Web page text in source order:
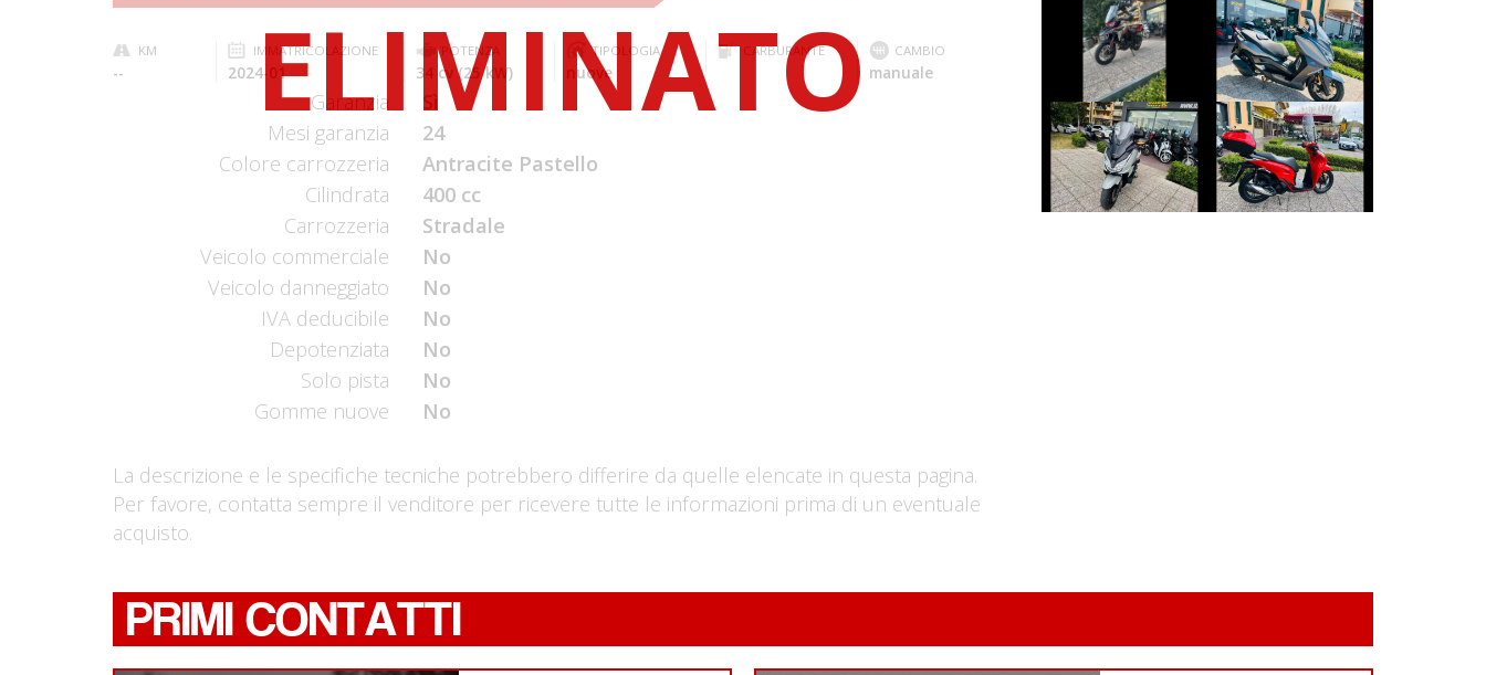
KM
--
IMMATRICOLAZIONE
2024-01
POTENZA
34 cv (25 kW)
TIPOLOGIA
nuove
CARBURANTE CAMBIO
manuale
Garanzia
Mesi garanzia
24
Colore carrozzeria
Antracite Pastello
Cilindrata
400 cc
Carrozzeria
Stradale
Veicolo commerciale
No
Veicolo danneggiato
No
IVA deducibile
No
Depotenziata
No
Solo pista
No
Gomme nuove
No
La descrizione e le specifiche tecniche potrebbero differire da quelle elencate in questa pagina.
Per favore, contatta sempre il venditore per ricevere tutte le informazioni prima di un eventuale
acquisto.
BENELLI TRK
€ 7.490 €
KL BRERA
€ 3.390 €
HONDA FORZA-
350
€ 4.290 €
HONDA SH
€ 3.490 €
PRIMI CONTATTI